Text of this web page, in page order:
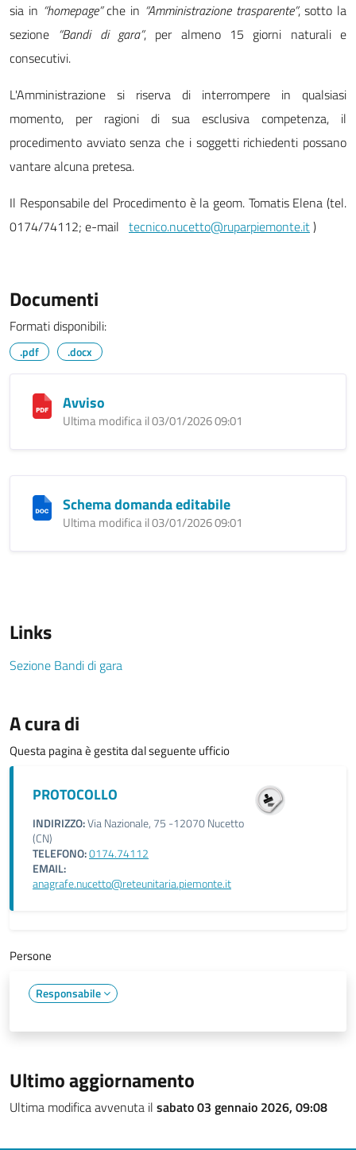
sia in “homepage”che in “Amministrazione trasparente”, sotto la
sezione “Bandi di gara”, per almeno 15 giorni naturali e
consecutivi.
L'Amministrazione si riserva di interrompere in qualsiasi
momento, per ragioni di sua esclusiva competenza, il
procedimento avviato senza che i soggetti richiedenti possano
vantare alcuna pretesa.
Il Responsabile del Procedimento è la geom. Tomatis Elena (tel.
0174/74112; e-mail tecnico.nucetto@ruparpiemonte.it)
Documenti
Formati disponibili:
.pdf .docx
Avviso
Ultima modifica il 03/01/2026 09:01
Schema domanda editabile
Ultima modifica il 03/01/2026 09:01
Links
Sezione Bandi di gara
A cura di
Questa pagina è gestita dal seguente ufficio
PROTOCOLLO
INDIRIZZO:Via Nazionale, 75 -12070 Nucetto
(CN)
TELEFONO:0174.74112
EMAIL:
anagrafe.nucetto@reteunitaria.piemonte.it
Persone
Responsabile
Ultimo aggiornamento
Ultima modifica avvenuta il sabato 03 gennaio 2026, 09:08